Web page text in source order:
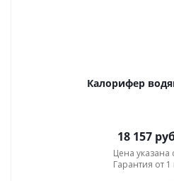
Калорифер
18 157
Цена указана
Гарантия от 1